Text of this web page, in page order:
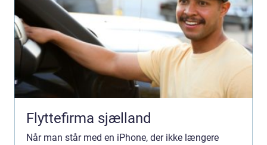
Flyttefirma sjælland
Når man står med en iPhone, der ikke længere